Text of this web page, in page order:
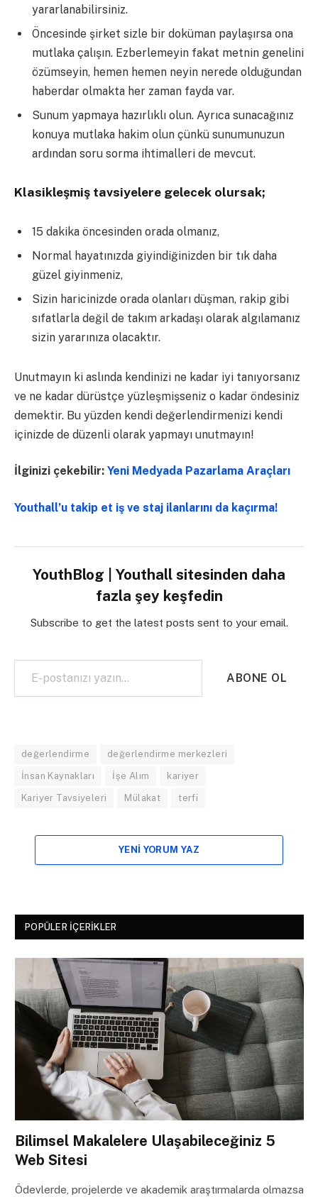
yararlanabilirsiniz.
Öncesinde şirket sizle bir doküman paylaşırsa ona
mutlaka çalışın. Ezberlemeyin fakat metnin genelini
özümseyin, hemen hemen neyin nerede olduğundan
haberdar olmakta her zaman fayda var.
Sunum yapmaya hazırlıklı olun. Ayrıca sunacağınız
konuya mutlaka hakim olun çünkü sunumunuzun
ardından soru sorma ihtimalleri de mevcut.
Klasikleşmiş tavsiyelere gelecek olursak;
15 dakika öncesinden orada olmanız,
Normal hayatınızda giyindiğinizden bir tık daha
güzel giyinmeniz,
Sizin haricinizde orada olanları düşman, rakip gibi
sıfatlarla değil de takım arkadaşı olarak algılamanız
sizin yararınıza olacaktır.
Unutmayın ki aslında kendinizi ne kadar iyi tanıyorsanız
ve ne kadar dürüstçe yüzleşmişseniz o kadar öndesiniz
demektir. Bu yüzden kendi değerlendirmenizi kendi
içinizde de düzenli olarak yapmayı unutmayın!
İlginizi çekebilir: Yeni Medyada Pazarlama Araçları
Youthall’u takip et iş ve staj ilanlarını da kaçırma!
YouthBlog | Youthall sitesinden daha
fazla şey keşfedin
Subscribe to get the latest posts sent to your email.
E-postanızı yazın…
ABONE OL
değerlendirme değerlendirme merkezleri
İnsan Kaynakları İşe Alım kariyer
Kariyer Tavsiyeleri Mülakat terfi
YENI YORUM YAZ
POPÜLER İÇERIKLER
Bilimsel Makalelere Ulaşabileceğiniz 5
Web Sitesi
Ödevlerde, projelerde ve akademik araştırmalarda olmazsa